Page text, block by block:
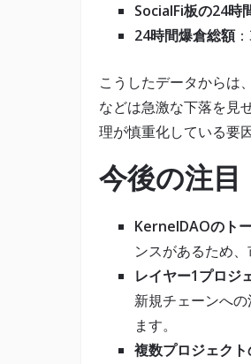
SocialFi板の24時
24時間爆倉総額
こうしたデータからは
などは急激な下落を見
理が慎重化している要
今後の注目
KernelDAOのト
ンスがあるため、
レイヤー1プロジ
新規チェーンへ
ます。
複数プロジェク